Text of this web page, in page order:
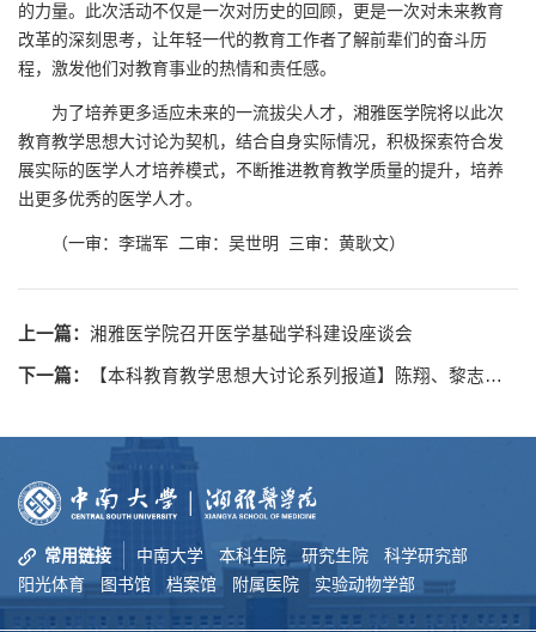
的力量。此次活动不仅是一次对历史的回顾，更是一次对未来教育
改革的深刻思考，让年轻一代的教育工作者了解前辈们的奋斗历
程，激发他们对教育事业的热情和责任感。
为了培养更多适应未来的一流拔尖人才，湘雅医学院将以此次
教育教学思想大讨论为契机，结合自身实际情况，积极探索符合发
展实际的医学人才培养模式，不断推进教育教学质量的提升，培养
出更多优秀的医学人才。
（一审：李瑞军 二审：吴世明 三审：黄耿文）
上一篇： 湘雅医学院召开医学基础学科建设座谈会
下一篇： 【本科教育教学思想大讨论系列报道】陈翔、黎志宏带队赴浙江大学医学院调研交流
常用链接 中南大学 本科生院 研究生院
科学研究部
阳光体育
图书馆 档案馆 附属医院 实验动物学部